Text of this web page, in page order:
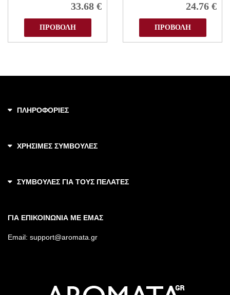
33.68 €
ΠΡΟΒΟΛΗ
24.76 €
ΠΡΟΒΟΛΗ
ΠΛΗΡΟΦΟΡΙΕΣ
ΧΡΗΣΙΜΕΣ ΣΥΜΒΟΥΛΕΣ
ΣΥΜΒΟΥΛΕΣ ΓΙΑ ΤΟΥΣ ΠΕΛΑΤΕΣ
ΓΙΑ ΕΠΙΚΟΙΝΩΝΙΑ ΜΕ ΕΜΑΣ
Email: support@aromata.gr